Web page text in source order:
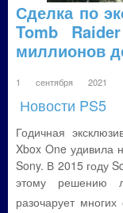
Сделка по
Tomb
миллионов
1 сентября 2021
Новости PS5
Годичная
Xbox One удивила
Sony. В 2015 году
этому решению
разочарует